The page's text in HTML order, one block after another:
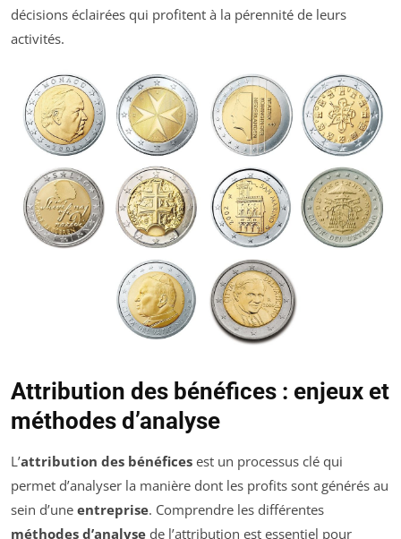
décisions éclairées qui profitent à la pérennité de leurs
activités.
Attribution des bénéfices : enjeux et
méthodes d’analyse
L’attribution des bénéfices est un processus clé qui
permet d’analyser la manière dont les profits sont générés au
sein d’une entreprise. Comprendre les différentes
méthodes d’analyse de l’attribution est essentiel pour